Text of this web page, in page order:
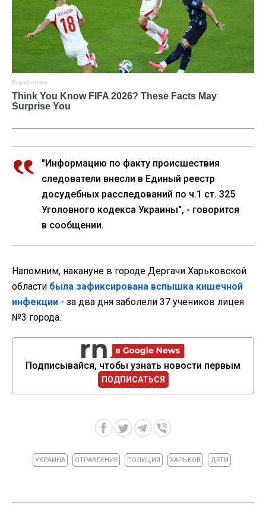
"Информацию по факту происшествия
следователи внесли в Единый реестр
досудебных расследований по ч.1 ст. 325
Уголовного кодекса Украины", - говорится
в сообщении.
Напомним, накануне в городе Дергачи Харьковской
области была зафиксирована вспышка кишечной
инфекции - за два дня заболели 37 учеников лицея
№3 города.
Подписывайся, чтобы узнать новости первым
ПОДПИСАТЬСЯ
УКРАИНА ОТРАВЛЕНИЕ ПОЛИЦИЯ ХАРЬКОВ ДЕТИ